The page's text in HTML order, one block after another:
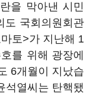
을 막아낸 시민
도 국회의원회관
토>가 지난해 1
를 위해 광장에
6개월이 지났습
석열씨는 탄핵됐